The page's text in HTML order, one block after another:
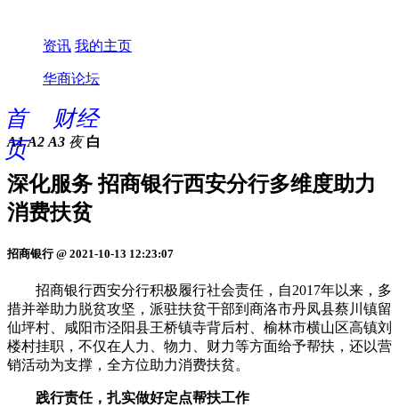
资讯 我的主页
华商论坛
首
页
财经
A1 A2 A3 夜 白
深化服务 招商银行西安分行多维度助力
消费扶贫
招商银行 @ 2021-10-13 12:23:07
招商银行西安分行积极履行社会责任，自2017年以来，多
措并举助力脱贫攻坚，派驻扶贫干部到商洛市丹凤县蔡川镇留
仙坪村、咸阳市泾阳县王桥镇寺背后村、榆林市横山区高镇刘
楼村挂职，不仅在人力、物力、财力等方面给予帮扶，还以营
销活动为支撑，全方位助力消费扶贫。
践行责任，扎实做好定点帮扶工作